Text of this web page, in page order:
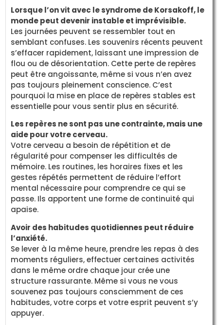
Lorsque l’on vit avec le syndrome de Korsakoff, le
monde peut devenir instable et imprévisible.
Les journées peuvent se ressembler tout en
semblant confuses. Les souvenirs récents peuvent
s’effacer rapidement, laissant une impression de
flou ou de désorientation. Cette perte de repères
peut être angoissante, même si vous n’en avez
pas toujours pleinement conscience. C’est
pourquoi la mise en place de repères stables est
essentielle pour vous sentir plus en sécurité.
Les repères ne sont pas une contrainte, mais une
aide pour votre cerveau.
Votre cerveau a besoin de répétition et de
régularité pour compenser les difficultés de
mémoire. Les routines, les horaires fixes et les
gestes répétés permettent de réduire l’effort
mental nécessaire pour comprendre ce qui se
passe. Ils apportent une forme de continuité qui
apaise.
Avoir des habitudes quotidiennes peut réduire
l’anxiété.
Se lever à la même heure, prendre les repas à des
moments réguliers, effectuer certaines activités
dans le même ordre chaque jour crée une
structure rassurante. Même si vous ne vous
souvenez pas toujours consciemment de ces
habitudes, votre corps et votre esprit peuvent s’y
appuyer.